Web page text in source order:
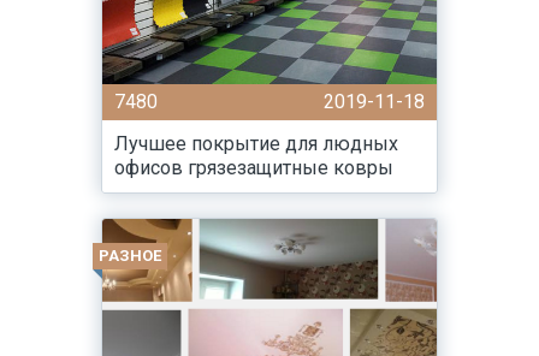
7480
2019-11-18
Лучшее покрытие для людных
офисов грязезащитные ковры
РАЗНОЕ